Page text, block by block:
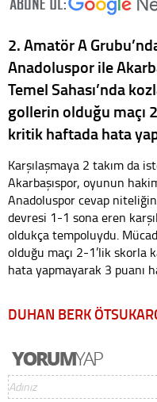
2. Amatör A
Anadoluspor ile
Temel Sahası’nda
gollerin olduğu maçı
kritik haftada hata
Karşılaşmaya 2 takım da
Akarbaşıspor, oyunun
Anadoluspor cevap
devresi 1-1 sona eren
oldukça tempoluydu.
olduğu maçı 2-1’lik skorla
hata yapmayarak 3 puanı
DUHAN BERK